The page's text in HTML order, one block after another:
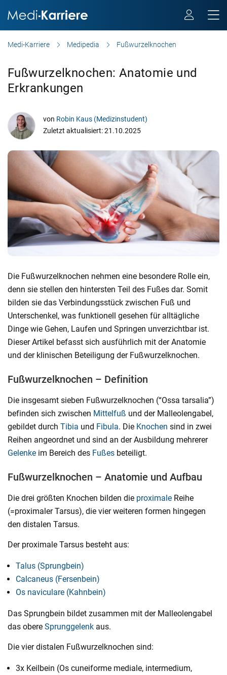
Medi-Karriere Medipedia Fußwurzelknochen
Fußwurzelknochen: Anatomie und
Erkrankungen
von Robin Kaus (Medizinstudent)
Zuletzt aktualisiert: 21.10.2025
Die Fußwurzelknochen nehmen eine besondere Rolle ein,
denn sie stellen den hintersten Teil des Fußes dar. Somit
bilden sie das Verbindungsstück zwischen Fuß und
Unterschenkel, was funktionell gesehen für alltägliche
Dinge wie Gehen, Laufen und Springen unverzichtbar ist.
Dieser Artikel befasst sich ausführlich mit der Anatomie
und der klinischen Beteiligung der Fußwurzelknochen.
Fußwurzelknochen – Definition
Die insgesamt sieben Fußwurzelknochen (“Ossa tarsalia”)
befinden sich zwischen Mittelfuß und der Malleolengabel,
gebildet durch Tibia und Fibula. Die Knochen sind in zwei
Reihen angeordnet und sind an der Ausbildung mehrerer
Gelenke im Bereich des Fußes beteiligt.
Fußwurzelknochen – Anatomie und Aufbau
Die drei größten Knochen bilden die proximale Reihe
(=proximaler Tarsus), die vier weiteren formen hingegen
den distalen Tarsus.
Der proximale Tarsus besteht aus:
Talus (Sprungbein)
Calcaneus (Fersenbein)
Os naviculare (Kahnbein)
Das Sprungbein bildet zusammen mit der Malleolengabel
das obere Sprunggelenk aus.
Die vier distalen Fußwurzelknochen sind:
3x Keilbein (Os cuneiforme mediale, intermedium,